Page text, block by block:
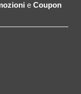
e Coupon